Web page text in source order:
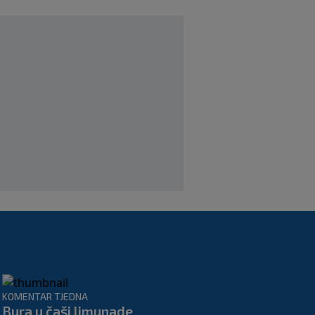
KOMENTAR TJEDNA
Bura u čaši limunade